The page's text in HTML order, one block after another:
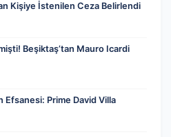
Kişiye İstenilen Ceza Belirlendi
Beşiktaş’tan Mauro Icardi
Efsanesi: Prime David Villa